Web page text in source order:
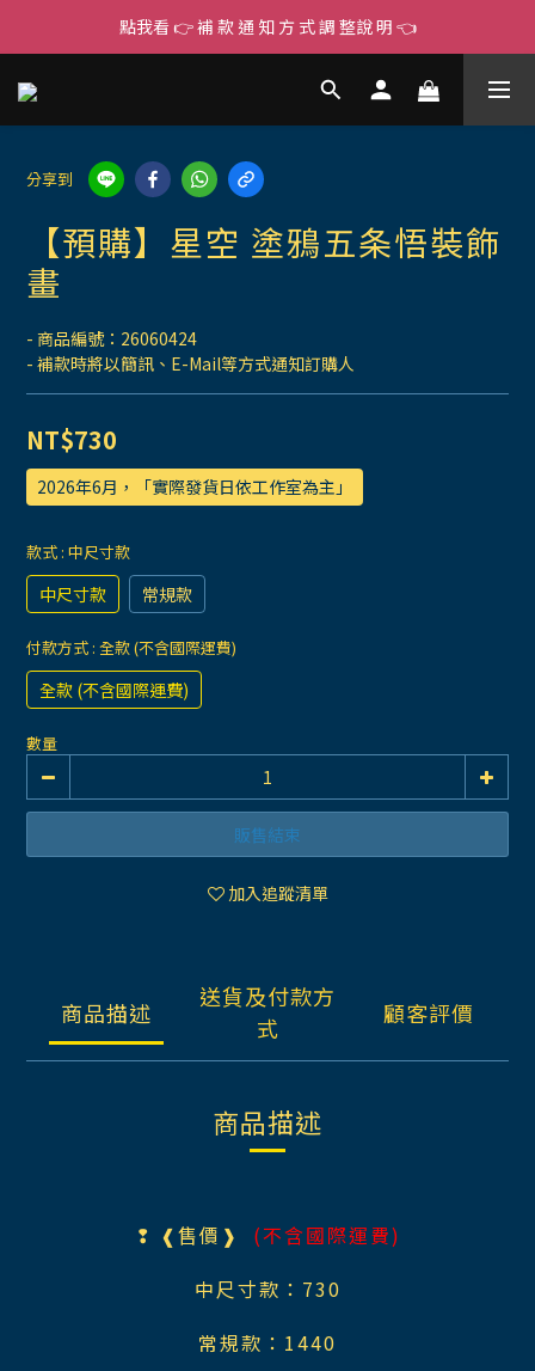
點我看 👉 補 款 通 知 方 式 調 整說 明 👈
分享到
【預購】星空 塗鴉五条悟裝飾
畫
- 商品編號：26060424
- 補款時將以簡訊、E-Mail等方式通知訂購人
NT$730
2026年6月，「實際發貨日依工作室為主」
款式 : 中尺寸款
中尺寸款 常規款
付款方式 : 全款 (不含國際運費)
全款 (不含國際運費)
數量
販售結束
加入追蹤清單
商品描述
送貨及付款方
式
顧客評價
商品描述
❢ ❰售價❱ (不含國際運費)
中尺寸款：730
常規款：1440